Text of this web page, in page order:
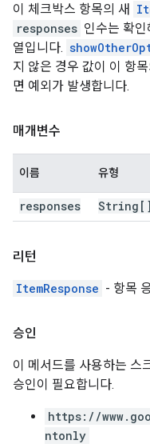
이 체크박스 항목의 새
responses 인수는 확
열입니다.
지 않은 경우 값이 이 항
면 예외가 발생합니다.
매개변수
이름 유형
responses String[]
리턴
ItemResponse - 항목
승인
이 메서드를 사용하는 스
승인이 필요합니다.
https://
ntonly